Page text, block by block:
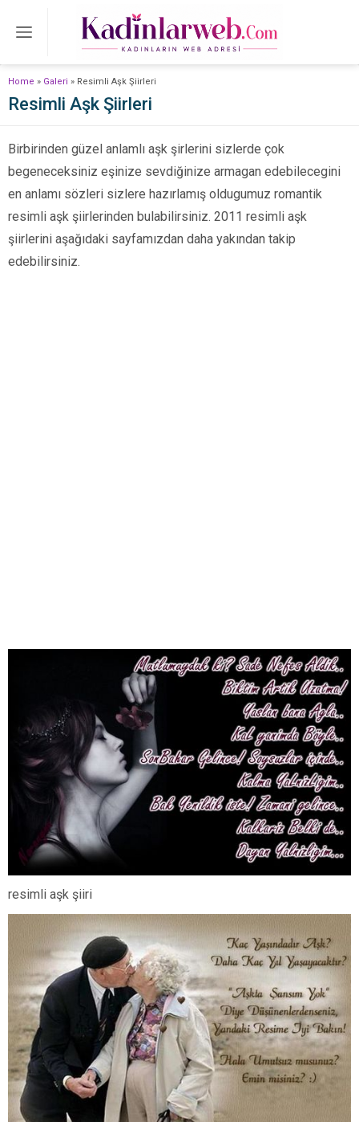
Home » Galeri » Resimli Aşk Şiirleri
Resimli Aşk Şiirleri
Birbirinden güzel anlamlı aşk şirlerini sizlerde çok
begeneceksiniz eşinize sevdiğinize armagan edebilecegini
en anlamı sözleri sizlere hazırlamış oldugumuz romantik
resimli aşk şiirlerinden bulabilirsiniz. 2011 resimli aşk
şiirlerini aşağıdaki sayfamızdan daha yakından takip
edebilirsiniz.
resimli aşk şiiri